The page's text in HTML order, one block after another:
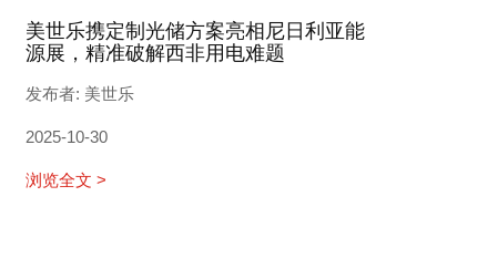
美世乐携定制光储方案亮相尼日利亚能
源展，精准破解西非用电难题
发布者: 美世乐
2025-10-30
浏览全文 >